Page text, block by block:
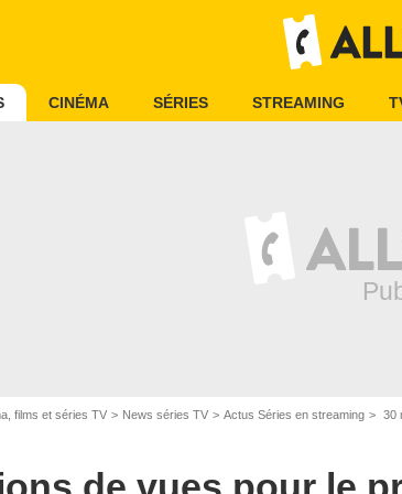
CINÉMA SÉRIES STREAMING
films et séries TV News séries TV Actus Séries en streaming 30